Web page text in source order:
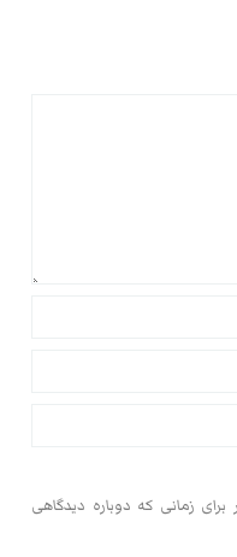
زمانی که دوباره دیدگاهی